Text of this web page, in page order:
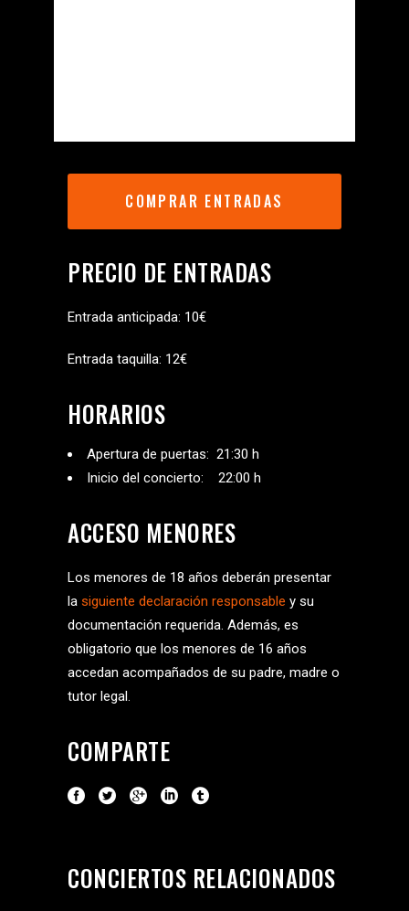
COMPRAR ENTRADAS
PRECIO DE ENTRADAS
Entrada anticipada: 10€
Entrada taquilla: 12€
HORARIOS
Apertura de puertas: 21:30 h
Inicio del concierto: 22:00 h
ACCESO MENORES
Los menores de 18 años deberán presentar
la siguiente declaración responsable y su
documentación requerida. Además, es
obligatorio que los menores de 16 años
accedan acompañados de su padre, madre o
tutor legal.
COMPARTE
CONCIERTOS RELACIONADOS